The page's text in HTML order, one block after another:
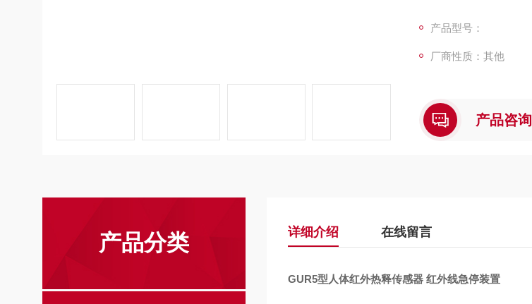
产品型号：
厂商性质：其他
产品咨询
产品分类 详细介绍 在线留言
GUR5型人体红外热释传感器 红外线急停装置